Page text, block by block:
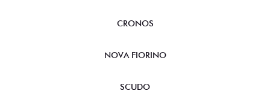
CRONOS
NOVA FIORINO
SCUDO